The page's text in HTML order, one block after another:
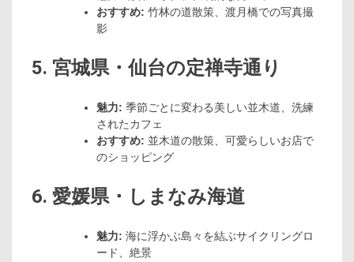
おすすめ: 竹林の道散策、渡月橋での写真撮
影
5. 宮城県・仙台の定禅寺通り
魅力: 季節ごとに変わる美しい並木道、洗練
されたカフェ
おすすめ: 並木道の散策、可愛らしいお店で
のショッピング
6. 愛媛県・しまなみ海道
魅力: 海に浮かぶ島々を結ぶサイクリングロ
ード、絶景